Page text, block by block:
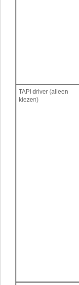
TAPI driver (alleen
kiezen)